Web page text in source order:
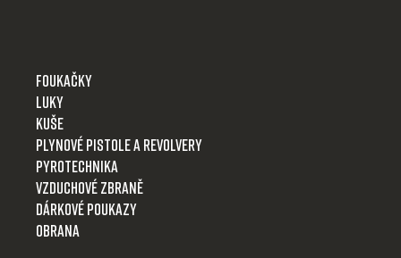
Foukačky
Luky
Kuše
Plynové pistole a revolvery
Pyrotechnika
Vzduchové zbraně
Dárkové poukazy
Obrana